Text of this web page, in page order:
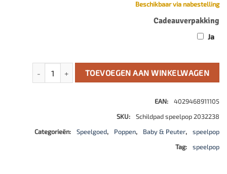
Beschikbaar via nabestelling
Cadeauverpakking
Ja
Pop Schlummerle dino met slaapoogjes aantal
TOEVOEGEN AAN WINKELWAGEN
EAN:
4029468911105
SKU:
Schildpad speelpop 2032238
Categorieën:
Speelgoed, Poppen, Baby & Peuter,
speelpop
Tag:
speelpop